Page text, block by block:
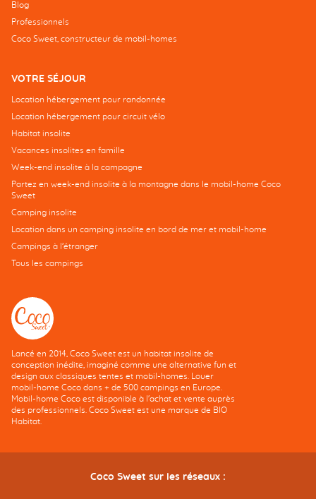
Blog
Professionnels
Coco Sweet, constructeur de mobil-homes
VOTRE SÉJOUR
Location hébergement pour randonnée
Location hébergement pour circuit vélo
Habitat insolite
Vacances insolites en famille
Week-end insolite à la campagne
Partez en week-end insolite à la montagne dans le mobil-home Coco
Sweet
Camping insolite
Location dans un camping insolite en bord de mer et mobil-home
Campings à l’étranger
Tous les campings
Lancé en 2014, Coco Sweet est un habitat insolite de
conception inédite, imaginé comme une alternative fun et
design aux classiques tentes et mobil-homes. Louer
mobil-home Coco dans + de 500 campings en Europe.
Mobil-home Coco est disponible à l'achat et vente auprès
des professionnels. Coco Sweet est une marque de BIO
Habitat.
Coco Sweet sur les réseaux :